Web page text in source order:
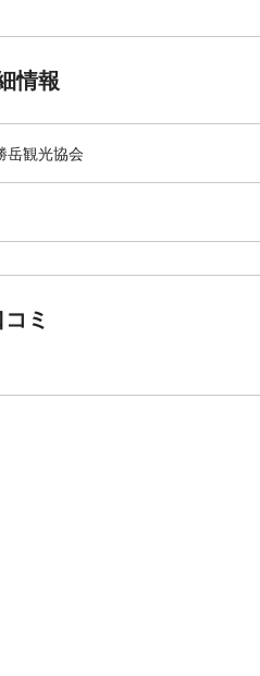
情報
岳観光協会
ミ